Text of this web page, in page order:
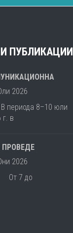
ПУБЛИКАЦИИ
2026
8–10 юли
г. в
ПРОВЕДЕ
2026
7 до